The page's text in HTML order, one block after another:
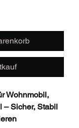
Wohnmobil,
– Sicher, Stabil